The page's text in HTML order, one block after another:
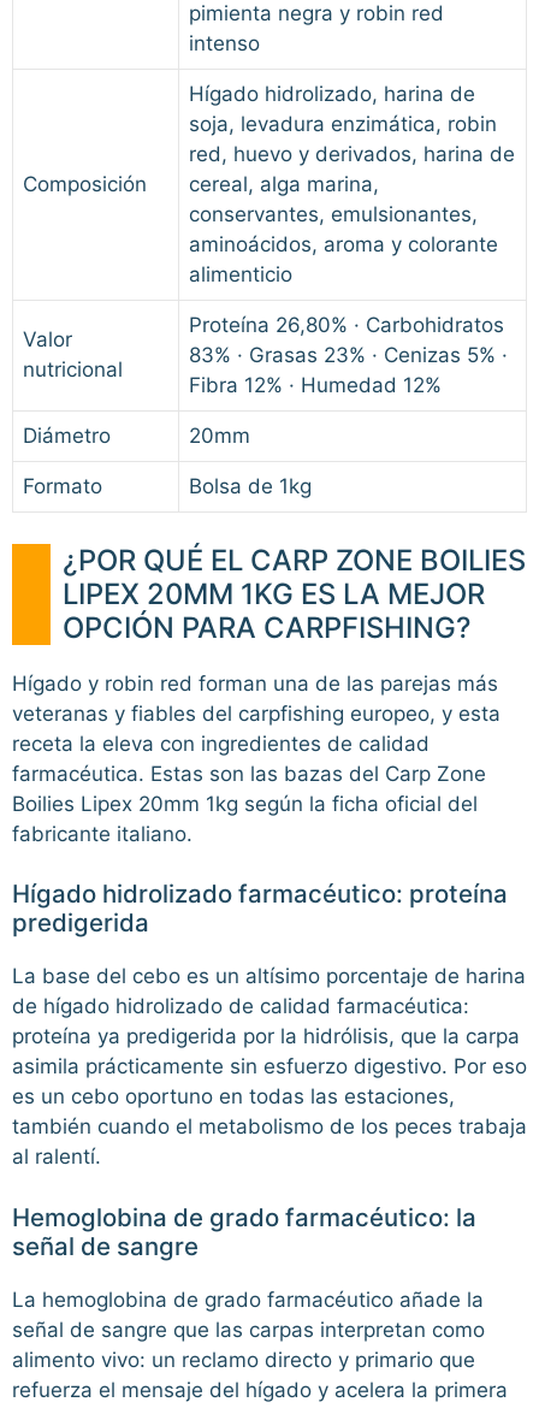
pimienta negra y robin red
intenso
Composición
Hígado hidrolizado, harina de
soja, levadura enzimática, robin
red, huevo y derivados, harina de
cereal, alga marina,
conservantes, emulsionantes,
aminoácidos, aroma y colorante
alimenticio
Valor
nutricional
Proteína 26,80% · Carbohidratos
83% · Grasas 23% · Cenizas 5% ·
Fibra 12% · Humedad 12%
Diámetro 20mm
Formato Bolsa de 1kg
¿POR QUÉ EL CARP ZONE BOILIES
LIPEX 20MM 1KG ES LA MEJOR
OPCIÓN PARA CARPFISHING?
Hígado y robin red forman una de las parejas más
veteranas y fiables del carpfishing europeo, y esta
receta la eleva con ingredientes de calidad
farmacéutica. Estas son las bazas del Carp Zone
Boilies Lipex 20mm 1kg según la ficha oficial del
fabricante italiano.
Hígado hidrolizado farmacéutico: proteína
predigerida
La base del cebo es un altísimo porcentaje de harina
de hígado hidrolizado de calidad farmacéutica:
proteína ya predigerida por la hidrólisis, que la carpa
asimila prácticamente sin esfuerzo digestivo. Por eso
es un cebo oportuno en todas las estaciones,
también cuando el metabolismo de los peces trabaja
al ralentí.
Hemoglobina de grado farmacéutico: la
señal de sangre
La hemoglobina de grado farmacéutico añade la
señal de sangre que las carpas interpretan como
alimento vivo: un reclamo directo y primario que
refuerza el mensaje del hígado y acelera la primera